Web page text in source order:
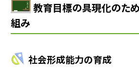
教育目標の具現化のた
組み
社会形成能力の育成